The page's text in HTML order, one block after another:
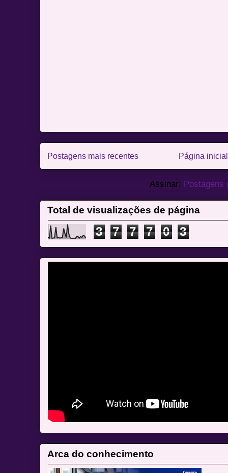
Postagens mais recentes Página inicial
Assinar: Postagens
Total de visualizações de página
3 7 7 7 0 3
Arca do conhecimento